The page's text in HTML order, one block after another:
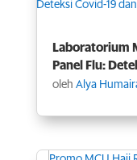
Laboratorium
Panel Flu:
oleh Alya